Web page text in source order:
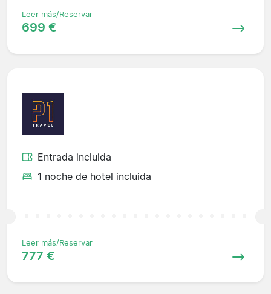
Leer más/Reservar
699 €
Entrada incluida
1 noche de hotel incluida
Leer más/Reservar
777 €